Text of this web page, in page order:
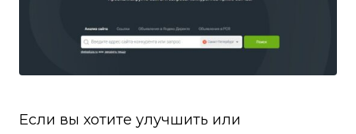
Если вы хотите улучшить или